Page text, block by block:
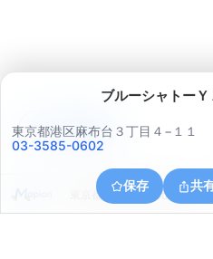
ブルーシャトーＹ
東京都港区麻布台３丁目４−１１
03-3585-0602
保存 共
東京都千代田区日比谷公園１
アプリで見る